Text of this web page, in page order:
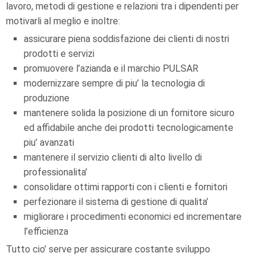
lavoro, metodi di gestione e relazioni tra i dipendenti per
motivarli al meglio e inoltre:
assicurare piena soddisfazione dei clienti di nostri
prodotti e servizi
promuovere l’azianda e il marchio PULSAR
modernizzare sempre di piu’ la tecnologia di
produzione
mantenere solida la posizione di un fornitore sicuro
ed affidabile anche dei prodotti tecnologicamente
piu’ avanzati
mantenere il servizio clienti di alto livello di
professionalita’
consolidare ottimi rapporti con i clienti e fornitori
perfezionare il sistema di gestione di qualita’
migliorare i procedimenti economici ed incrementare
l’efficienza
Tutto cio’ serve per assicurare costante sviluppo